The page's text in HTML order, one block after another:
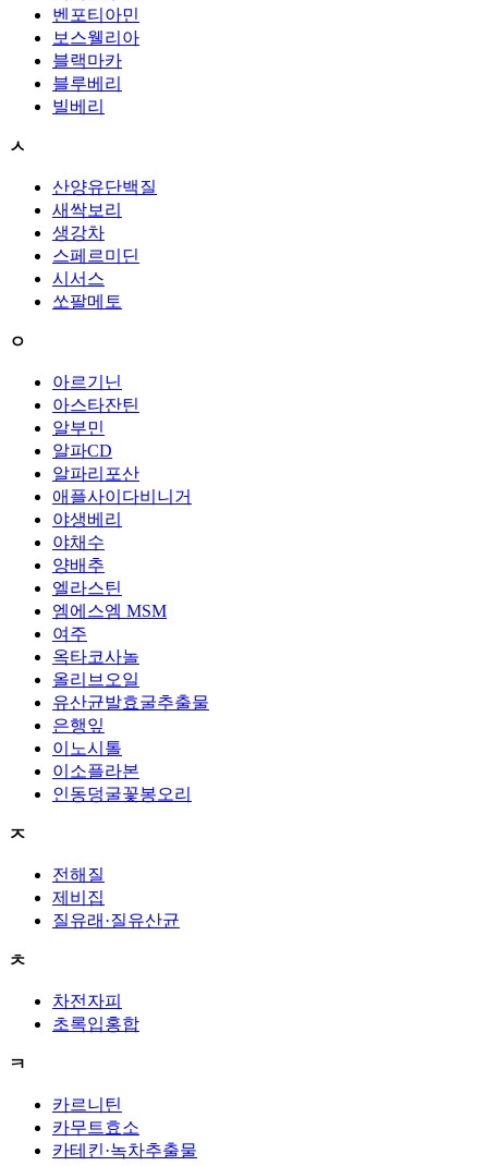
벤포티아민
보스웰리아
블랙마카
블루베리
빌베리
ㅅ
산양유단백질
새싹보리
생강차
스페르미딘
시서스
쏘팔메토
ㅇ
아르기닌
아스타잔틴
알부민
알파CD
알파리포산
애플사이다비니거
야생베리
야채수
양배추
엘라스틴
엠에스엠 MSM
여주
옥타코사놀
올리브오일
유산균발효굴추출물
은행잎
이노시톨
이소플라본
인동덩굴꽃봉오리
ㅈ
전해질
제비집
질유래·질유산균
ㅊ
차전자피
초록입홍합
ㅋ
카르니틴
카무트효소
카테킨·녹차추출물